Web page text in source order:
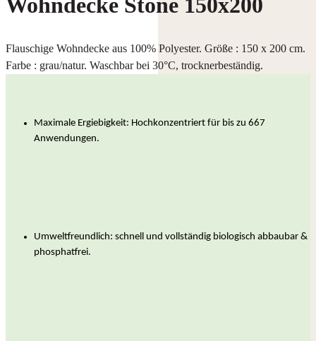
Flauschige Wohndecke aus 100% Polyester. Größe : 150 x 200 cm.
Farbe : grau/natur. Waschbar bei 30°C, trocknerbeständig.
Maximale Ergiebigkeit: Hochkonzentriert für bis zu 667
Anwendungen.
Umweltfreundlich: schnell und vollständig biologisch abbaubar &
phosphatfrei.